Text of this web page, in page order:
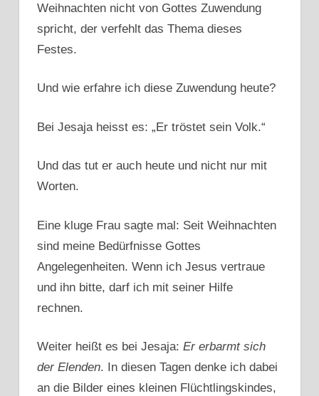
Weihnachten nicht von Gottes Zuwendung
spricht, der verfehlt das Thema dieses
Festes.
Und wie erfahre ich diese Zuwendung heute?
Bei Jesaja heisst es: „Er tröstet sein Volk.“
Und das tut er auch heute und nicht nur mit
Worten.
Eine kluge Frau sagte mal: Seit Weihnachten
sind meine Bedürfnisse Gottes
Angelegenheiten. Wenn ich Jesus vertraue
und ihn bitte, darf ich mit seiner Hilfe
rechnen.
Weiter heißt es bei Jesaja: Er erbarmt sich
der Elenden. In diesen Tagen denke ich dabei
an die Bilder eines kleinen Flüchtlingskindes,